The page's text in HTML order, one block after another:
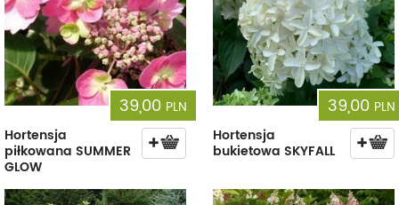
39,00 PLN
Hortensja
piłkowana SUMMER
GLOW
39,00 PLN
Hortensja
bukietowa SKYFALL